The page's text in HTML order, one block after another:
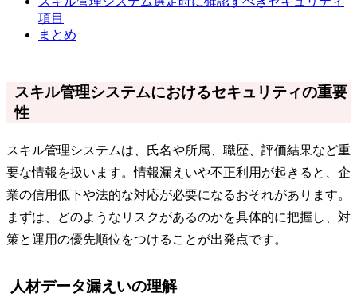
項目
まとめ
スキル管理システムにおけるセキュリティの重要
性
スキル管理システムは、氏名や所属、職歴、評価結果など重
要な情報を扱います。情報漏えいや不正利用が起きると、企
業の信用低下や法的な対応が必要になるおそれがあります。
まずは、どのようなリスクがあるのかを具体的に把握し、対
策と運用の優先順位をつけることが出発点です。
人材データ漏えいの理解